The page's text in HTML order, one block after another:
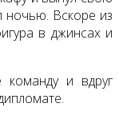
ночью. Вскоре из
в джинсах и
и вдруг